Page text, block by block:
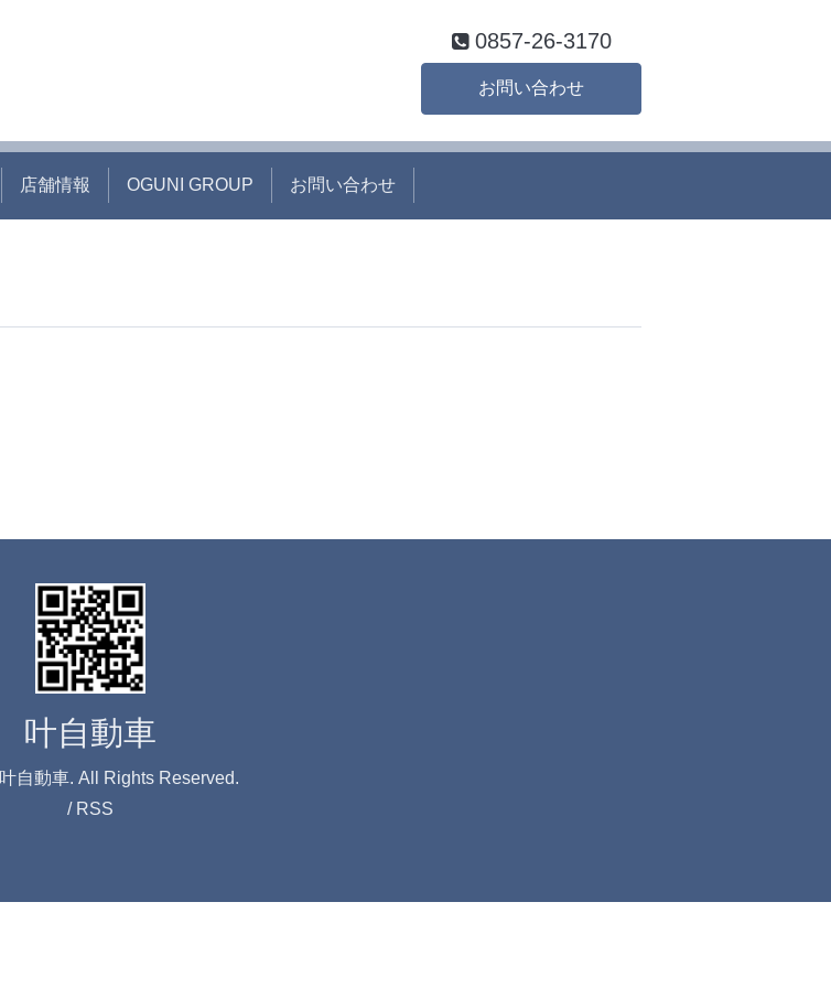
0857-26-3170
お問い合わせ
店舗情報 OGUNI GROUP お問い合わせ
叶自動車
叶自動車. All Rights Reserved.
/ RSS